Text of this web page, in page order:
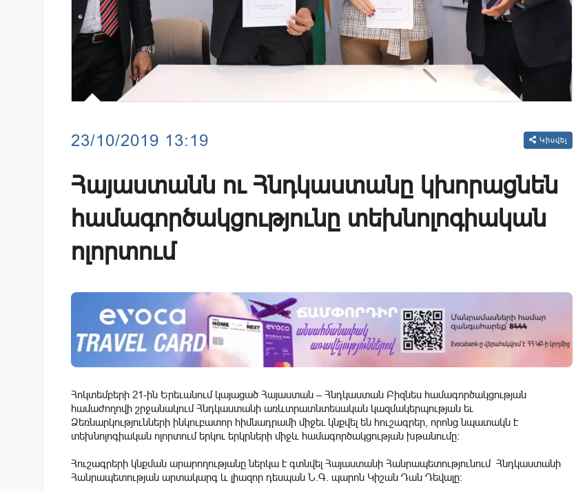
23/10/2019 13:19 Կիսվել
Հայաստանն ու Հնդկաստանը կխորացնեն
համագործակցությունը տեխնոլոգիական
ոլորտում
Հոկտեմբերի 21-ին Երեւանում կայացած Հայաստան – Հնդկաստան Բիզնես համագործակցության
համաժողովի շրջանակում Հնդկաստանի առևտրատնտեսական կազմակերպության եւ
Ձեռնարկությունների ինկուբատոր հիմնադրամի միջեւ կնքվել են հուշագրեր, որոնց նպատակն է
տեխնոլոգիական ոլորտում երկու երկրների միջև համագործակցության խթանումը։
Հուշագրերի կնքման արարողությանը ներկա է գտնվել Հայաստանի Հանրապետությունում Հնդկաստանի
Հանրապետության արտակարգ և լիազոր դեսպան Ն.Գ. պարոն Կիշան Դան Դեվալը։